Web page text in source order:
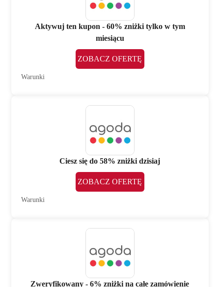
Aktywuj ten kupon - 60% zniżki tylko w tym
miesiącu
ZOBACZ OFERTĘ
Warunki
Ciesz się do 58% zniżki dzisiaj
ZOBACZ OFERTĘ
Warunki
Zweryfikowany - 6% zniżki na całe zamówienie